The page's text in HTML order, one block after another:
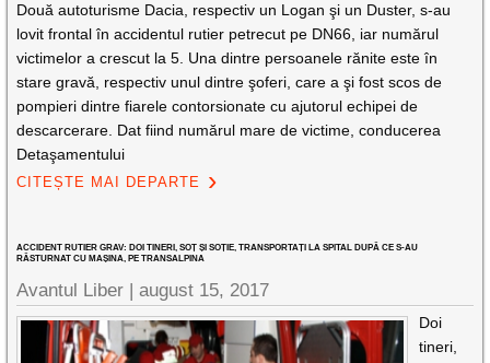
Două autoturisme Dacia, respectiv un Logan şi un Duster, s-au
lovit frontal în accidentul rutier petrecut pe DN66, iar numărul
victimelor a crescut la 5. Una dintre persoanele rănite este în
stare gravă, respectiv unul dintre şoferi, care a şi fost scos de
pompieri dintre fiarele contorsionate cu ajutorul echipei de
descarcerare. Dat fiind numărul mare de victime, conducerea
Detaşamentului
CITEȘTE MAI DEPARTE
ACCIDENT RUTIER GRAV: DOI TINERI, SOȚ ȘI SOȚIE, TRANSPORTAȚI LA SPITAL DUPĂ CE S-AU
RĂSTURNAT CU MAȘINA, PE TRANSALPINA
Avantul Liber |august 15, 2017
Doi
tineri,